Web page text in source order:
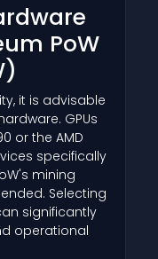
PoW
it is advisable
GPUs
or the AMD
specifically
mining
Selecting
significantly
operational